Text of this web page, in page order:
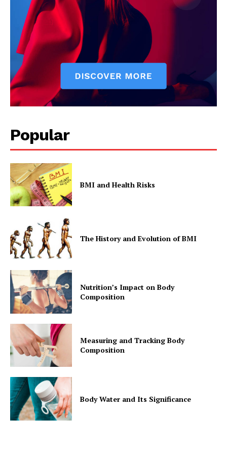
Contact Us
Privacy Policy
Popular
BMI and Health Risks
The History and Evolution of BMI
Nutrition’s Impact on Body
Composition
Measuring and Tracking Body
Composition
Body Water and Its Significance